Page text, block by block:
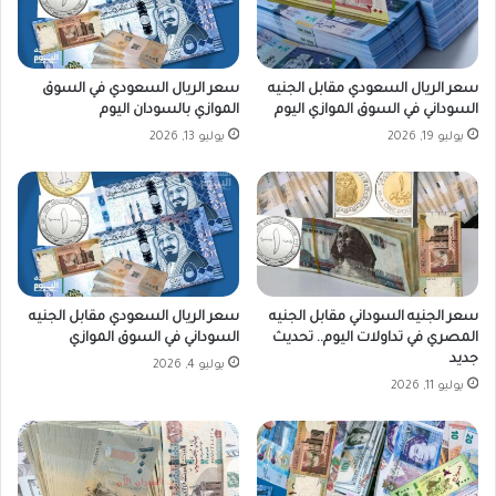
ا
ن
ي
ق
ا
ل
ر
ا
ل
ي
م
ا
ل
م
ت
د
سعر الريال السعودي مقابل الجنيه
السوداني في السوق الموازي اليوم
يوليو 19, 2026
سعر الريال السعودي في السوق
الموازي بالسودان اليوم
يوليو 13, 2026
سعر الجنيه السوداني مقابل الجنيه
المصري في تداولات اليوم.. تحديث
جديد
يوليو 11, 2026
سعر الريال السعودي مقابل الجنيه
السوداني في السوق الموازي
يوليو 4, 2026